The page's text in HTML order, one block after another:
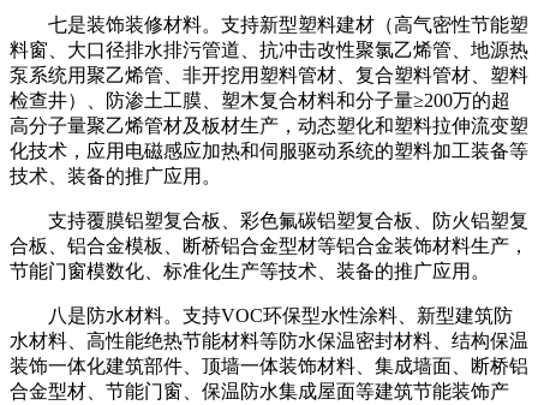
七是装饰装修材料。支持新型塑料建材（高气密性节能塑
料窗、大口径排水排污管道、抗冲击改性聚氯乙烯管、地源热
泵系统用聚乙烯管、非开挖用塑料管材、复合塑料管材、塑料
检查井）、防渗土工膜、塑木复合材料和分子量≥200万的超
高分子量聚乙烯管材及板材生产，动态塑化和塑料拉伸流变塑
化技术，应用电磁感应加热和伺服驱动系统的塑料加工装备等
技术、装备的推广应用。
支持覆膜铝塑复合板、彩色氟碳铝塑复合板、防火铝塑复
合板、铝合金模板、断桥铝合金型材等铝合金装饰材料生产，
节能门窗模数化、标准化生产等技术、装备的推广应用。
八是防水材料。支持VOC环保型水性涂料、新型建筑防
水材料、高性能绝热节能材料等防水保温密封材料、结构保温
装饰一体化建筑部件、顶墙一体装饰材料、集成墙面、断桥铝
合金型材、节能门窗、保温防水集成屋面等建筑节能装饰产